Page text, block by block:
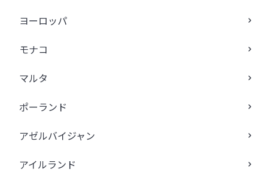
ヨーロッパ
モナコ
マルタ
ポーランド
アゼルバイジャン
アイルランド